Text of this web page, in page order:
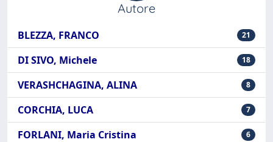
Autore
BLEZZA, FRANCO 21
DI SIVO, Michele 18
VERASHCHAGINA, ALINA 8
CORCHIA, LUCA 7
FORLANI, Maria Cristina 6